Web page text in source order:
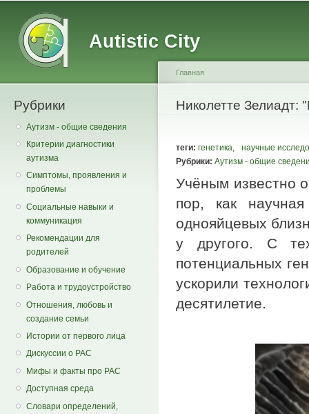
Autistic City
Рубрики
Аутизм - общие сведения
Критерии диагностики
аутизма
Симптомы, проявления и
проблемы
Социальные навыки и
коммуникация
Рекомендации для
родителей
Образование и обучение
Работа и трудоустройство
Отношения, любовь и
создание семьи
Истории от первого лица
Дискуссии о РАС
Мифы и факты про РАС
Доступная среда
Словари определений,
You are here
Главная
Николетте Зелиадт:
теги: генетика
научные
Рубрики: Аутизм - общие
Учёным известно о
пор, как
однояйцевых
у другого. С
потенциальных
ускорили
десятилетие.